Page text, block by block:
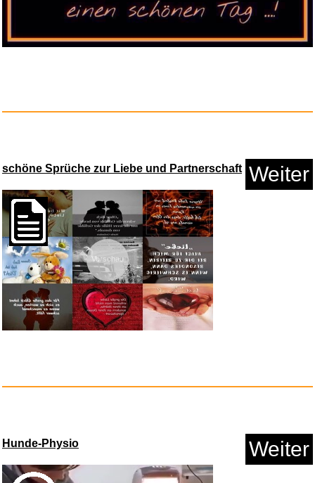
Anzeige
Satch Schlamperbox Nordic
Blue...
Die Wilden Hühner und die...
schöne Sprüche zur Liebe und Partnerschaft Weiter
Vorschau
Hunde-Physio Weiter